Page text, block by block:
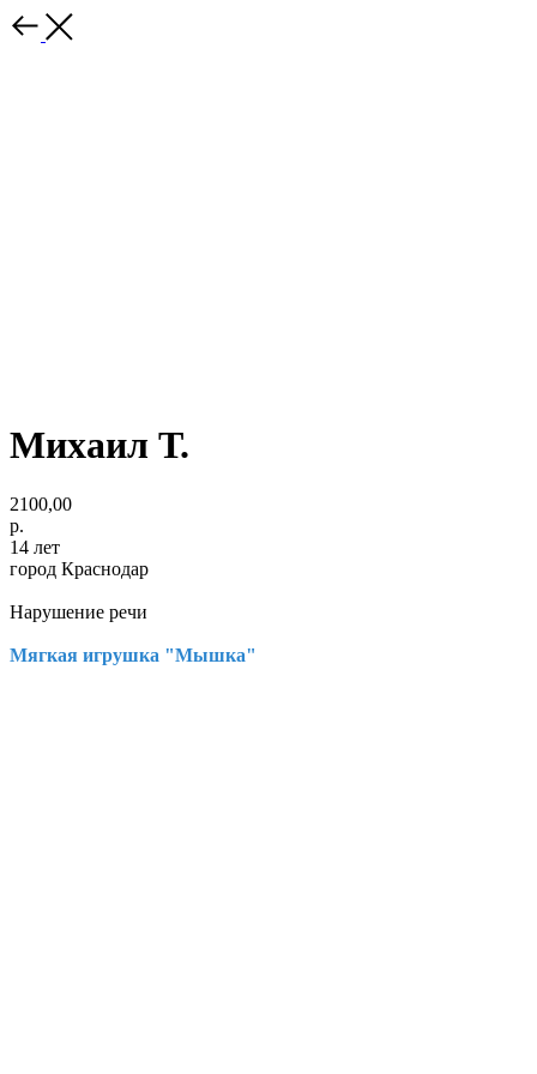
Михаил Т.
2100,00
р.
14 лет
город Краснодар
Нарушение речи
Мягкая игрушка "Мышка"